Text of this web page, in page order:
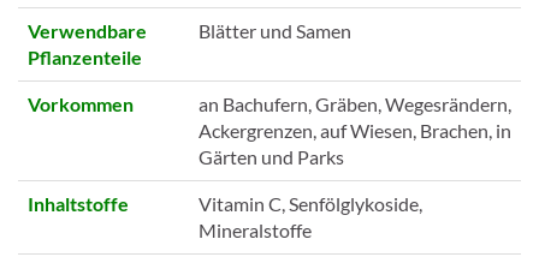
Verwendbare
Pflanzenteile
Blätter und Samen
Vorkommen
an Bachufern, Gräben, Wegesrändern,
Ackergrenzen, auf Wiesen, Brachen, in
Gärten und Parks
Inhaltstoffe
Vitamin C, Senfölglykoside,
Mineralstoffe